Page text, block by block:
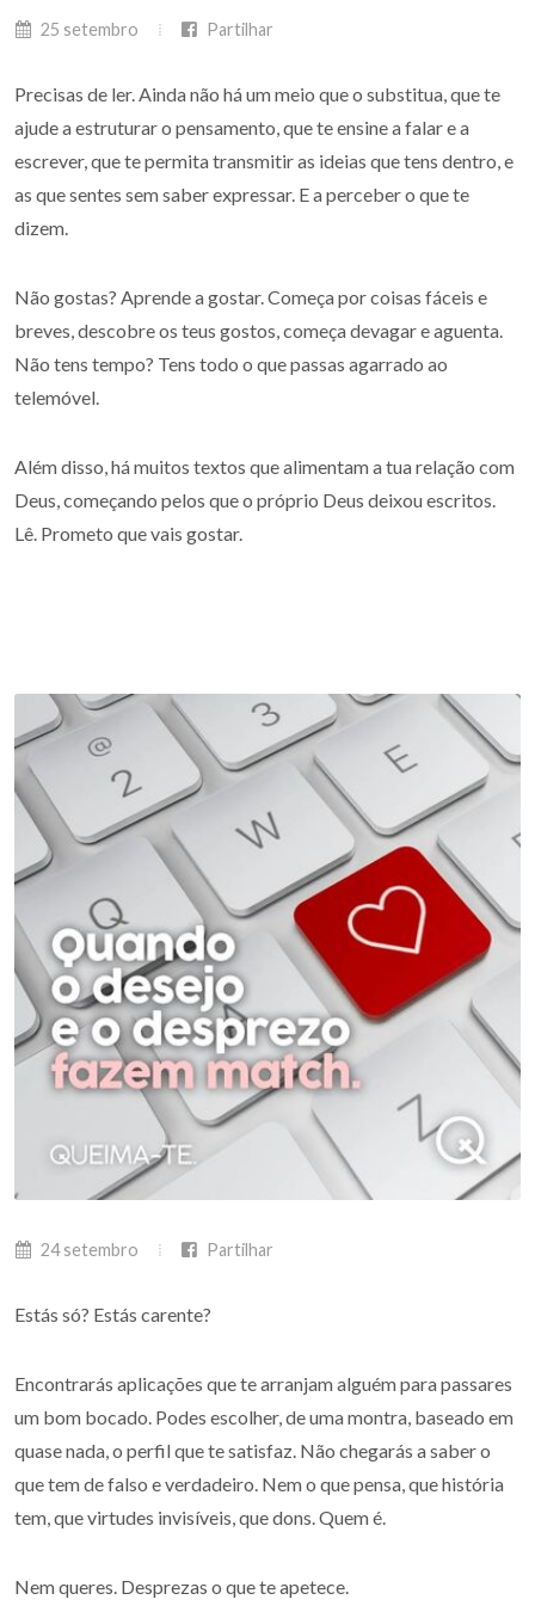
25 setembro Partilhar
Precisas de ler. Ainda não há um meio que o substitua, que te
ajude a estruturar o pensamento, que te ensine a falar e a
escrever, que te permita transmitir as ideias que tens dentro, e
as que sentes sem saber expressar. E a perceber o que te
dizem.
Não gostas? Aprende a gostar. Começa por coisas fáceis e
breves, descobre os teus gostos, começa devagar e aguenta.
Não tens tempo? Tens todo o que passas agarrado ao
telemóvel.
Além disso, há muitos textos que alimentam a tua relação com
Deus, começando pelos que o próprio Deus deixou escritos.
Lê. Prometo que vais gostar.
24 setembro Partilhar
Estás só? Estás carente?
Encontrarás aplicações que te arranjam alguém para passares
um bom bocado. Podes escolher, de uma montra, baseado em
quase nada, o perfil que te satisfaz. Não chegarás a saber o
que tem de falso e verdadeiro. Nem o que pensa, que história
tem, que virtudes invisíveis, que dons. Quem é.
Nem queres. Desprezas o que te apetece.